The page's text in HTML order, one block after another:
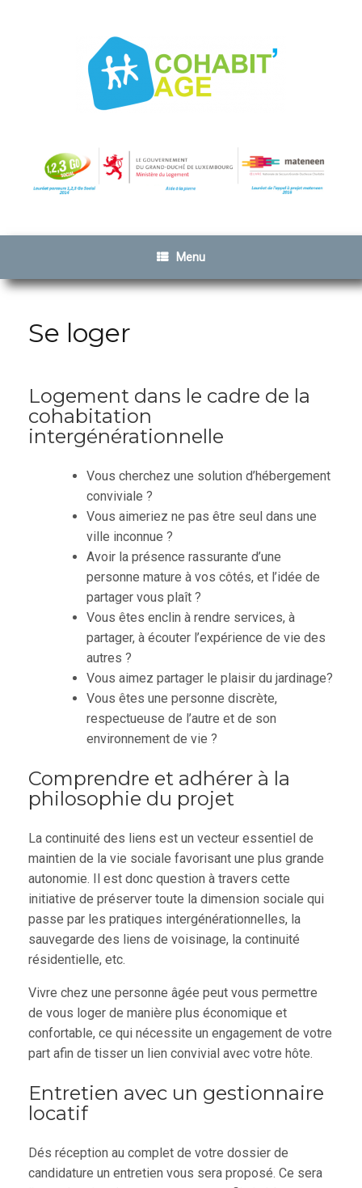
Menu
Se loger
Logement dans le cadre de la
cohabitation
intergénérationnelle
Vous cherchez une solution d’hébergement
conviviale ?
Vous aimeriez ne pas être seul dans une
ville inconnue ?
Avoir la présence rassurante d’une
personne mature à vos côtés, et l’idée de
partager vous plaît ?
Vous êtes enclin à rendre services, à
partager, à écouter l’expérience de vie des
autres ?
Vous aimez partager le plaisir du jardinage?
Vous êtes une personne discrète,
respectueuse de l’autre et de son
environnement de vie ?
Comprendre et adhérer à la
philosophie du projet
La continuité des liens est un vecteur essentiel de
maintien de la vie sociale favorisant une plus grande
autonomie. Il est donc question à travers cette
initiative de préserver toute la dimension sociale qui
passe par les pratiques intergénérationnelles, la
sauvegarde des liens de voisinage, la continuité
résidentielle, etc.
Vivre chez une personne âgée peut vous permettre
de vous loger de manière plus économique et
confortable, ce qui nécessite un engagement de votre
part afin de tisser un lien convivial avec votre hôte.
Entretien avec un gestionnaire
locatif
Dés réception au complet de votre dossier de
candidature un entretien vous sera proposé. Ce sera